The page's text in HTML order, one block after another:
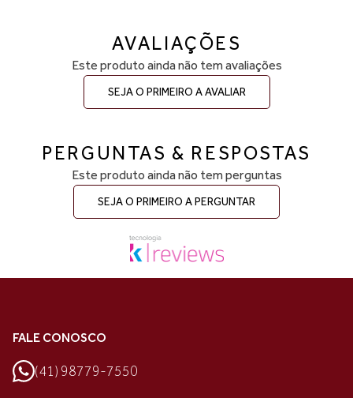
AVALIAÇÕES
Este produto ainda não tem avaliações
SEJA O PRIMEIRO A AVALIAR
PERGUNTAS & RESPOSTAS
Este produto ainda não tem perguntas
SEJA O PRIMEIRO A PERGUNTAR
FALE CONOSCO
(41) 98779-7550